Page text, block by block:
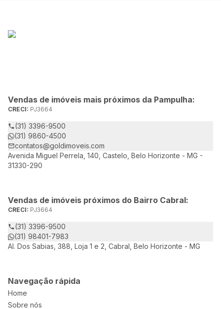
Vendas de imóveis mais próximos da Pampulha:
CRECI: PJ3664
(31) 3396-9500
(31) 9860-4500
contatos@goldimoveis.com
Avenida Miguel Perrela, 140, Castelo, Belo Horizonte - MG -
31330-290
Vendas de imóveis próximos do Bairro Cabral:
CRECI: PJ3664
(31) 3396-9500
(31) 98401-7983
Al. Dos Sabias, 388, Loja 1 e 2, Cabral, Belo Horizonte - MG
Navegação rápida
Home
Sobre nós